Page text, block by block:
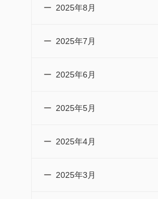
2025年8月
2025年7月
2025年6月
2025年5月
2025年4月
2025年3月